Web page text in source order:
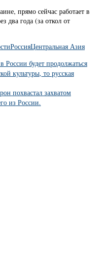
прямо сейчас работает в
два года (за откол от
РоссияЦентральная Азия
России будет продолжаться
культуры, то русская
похвастал захватом
из России.